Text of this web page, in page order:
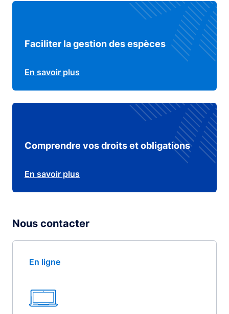
Faciliter la gestion des espèces
En savoir plus
Comprendre vos droits et obligations
En savoir plus
Nous contacter
En ligne